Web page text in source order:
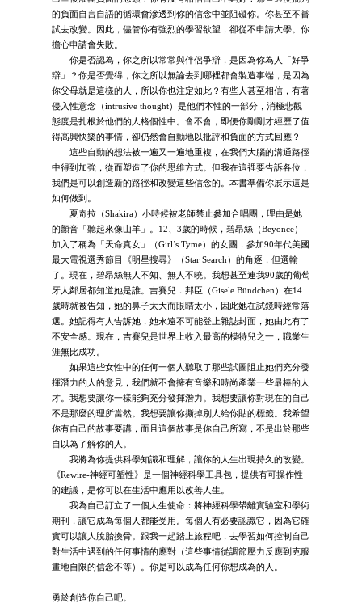
的負面自言自語的循環會滲透到你的信念中並阻礙你。你甚至不嘗
試去改變。因此，儘管你有強烈的學習欲望，卻從不申請大學。你
擔心申請會失敗。
你是否認為，你之所以常常與伴侶爭辯，是因為你為人「好爭
辯」？你是否覺得，你之所以無論去到哪裡都會製造事端，是因為
你父母就是這樣的人，所以你也注定如此？有些人甚至相信，有著
侵入性意念（intrusive thought）是他們本性的一部分，消極悲觀
態度是扎根於他們的人格個性中。會不會，即便你剛剛才經歷了值
得高興快樂的事情，卻仍然會自動地以批評和負面的方式回應？
這些自動的想法被一遍又一遍地重複，在我們大腦的溝通路徑
中得到加強，從而塑造了你的思維方式。但我在這裡要告訴各位，
我們是可以創造新的路徑和改變這些信念的。本書準備你展示這是
如何做到。
夏奇拉（Shakira）小時候被老師禁止參加合唱團，理由是她
的顫音「聽起來像山羊」。12、3歲的時候，碧昂絲（Beyonce）
加入了稱為「天命真女」（Girl’s Tyme）的女團，參加90年代美國
最大電視選秀節目《明星搜尋》（Star Search）的角逐，但選輸
了。現在，碧昂絲無人不知、無人不曉。我想甚至連我90歲的葡萄
牙人鄰居都知道她是誰。吉賽兒．邦臣（Gisele Bündchen）在14
歲時就被告知，她的鼻子太大而眼睛太小，因此她在試鏡時經常落
選。她記得有人告訴她，她永遠不可能登上雜誌封面，她由此有了
不安全感。現在，吉賽兒是世界上收入最高的模特兒之一，職業生
涯無比成功。
如果這些女性中的任何一個人聽取了那些試圖阻止她們充分發
揮潛力的人的意見，我們就不會擁有音樂和時尚產業一些最棒的人
才。我想要讓你一樣能夠充分發揮潛力。我想要讓你對現在的自己
不是那麼的理所當然。我想要讓你撕掉別人給你貼的標籤。我希望
你有自己的故事要講，而且這個故事是你自己所寫，不是出於那些
自以為了解你的人。
我將為你提供科學知識和理解，讓你的人生出現持久的改變。
《Rewire-神經可塑性》是一個神經科學工具包，提供有可操作性
的建議，是你可以在生活中應用以改善人生。
我為自己訂立了一個人生使命：將神經科學帶離實驗室和學術
期刊，讓它成為每個人都能受用。每個人有必要認識它，因為它確
實可以讓人脫胎換骨。跟我一起踏上旅程吧，去學習如何控制自己
對生活中遇到的任何事情的應對（這些事情從調節壓力反應到克服
畫地自限的信念不等）。你是可以成為任何你想成為的人。
勇於創造你自己吧。